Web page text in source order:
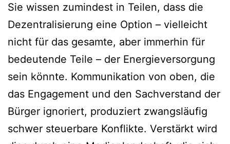
Sie wissen zumindest in Teilen, dass die
Dezentralisierung eine Option – vielleicht
nicht für das gesamte, aber immerhin für
bedeutende Teile – der Energieversorgung
sein könnte. Kommunikation von oben, die
das Engagement und den Sachverstand der
Bürger ignoriert, produziert zwangsläufig
schwer steuerbare Konflikte. Verstärkt wird